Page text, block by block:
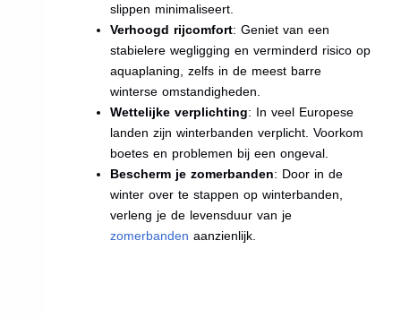
slippen minimaliseert.
Verhoogd rijcomfort: Geniet van een
stabielere wegligging en verminderd risico op
aquaplaning, zelfs in de meest barre
winterse omstandigheden.
Wettelijke verplichting: In veel Europese
landen zijn winterbanden verplicht. Voorkom
boetes en problemen bij een ongeval.
Bescherm je zomerbanden: Door in de
winter over te stappen op winterbanden,
verleng je de levensduur van je
zomerbanden aanzienlijk.